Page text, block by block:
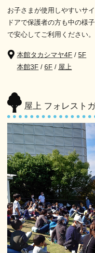
お子さまが使用しやすいサ
ドアで保護者の方も中の様
で安心してご利用ください。
本館タカシマヤ4F / 5F
本館3F / 6F / 屋上
屋上 フォレスト